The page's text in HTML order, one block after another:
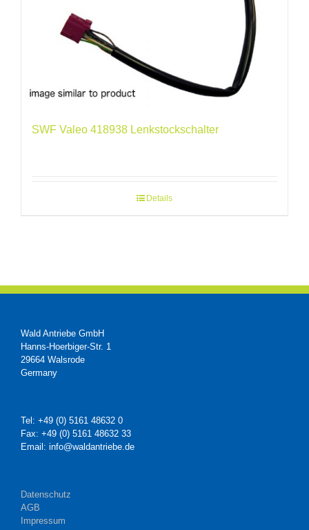
SWF Valeo 418938 Lenkstockschalter
Details
Wald Antriebe GmbH
Hanns-Hoerbiger-Str. 1
29664 Walsrode
Germany
Tel: +49 (0) 5161 48632 0
Fax: +49 (0) 5161 48632 33
Email: info@waldantriebe.de
Datenschutz
AGB
Impressum